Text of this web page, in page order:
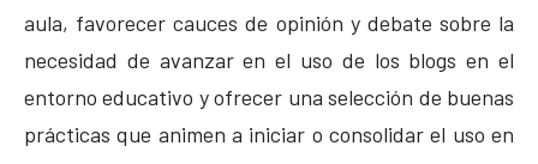
aula, favorecer cauces de opinión y debate sobre la
necesidad de avanzar en el uso de los blogs en el
entorno educativo y ofrecer una selección de buenas
prácticas que animen a iniciar o consolidar el uso en